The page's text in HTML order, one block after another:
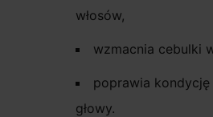
włosów,
wzmacnia cebulki
poprawia kondycję
głowy.